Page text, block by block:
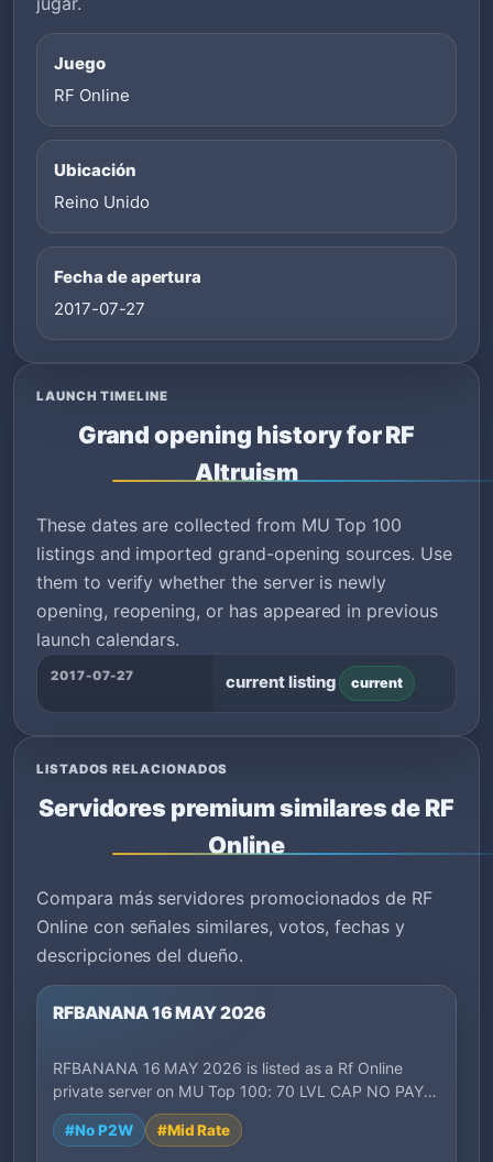
Juego
RF Online
Ubicación
Reino Unido
Fecha de apertura
2017-07-27
LAUNCH TIMELINE
Grand opening history for RF
Altruism
These dates are collected from MU Top 100
listings and imported grand-opening sources. Use
them to verify whether the server is newly
opening, reopening, or has appeared in previous
launch calendars.
2017-07-27 current listing current
LISTADOS RELACIONADOS
Servidores premium similares de RF
Online
Compara más servidores promocionados de RF
Online con señales similares, votos, fechas y
descripciones del dueño.
RFBANANA 16 MAY 2026
RFBANANA 16 MAY 2026 is listed as a Rf Online
private server on MU Top 100: 70 LVL CAP NO PAY
T…
#No P2W #Mid Rate